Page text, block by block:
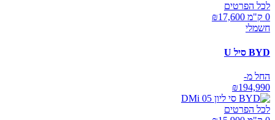
לכל הפרטים
0 ק"מ ₪
17,600
חשמלי
BYD סיל U
החל מ-
₪194,990
לכל הפרטים